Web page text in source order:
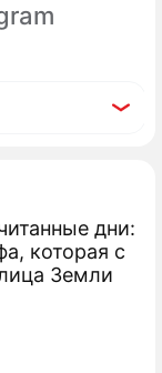
дни:
которая с
Земли